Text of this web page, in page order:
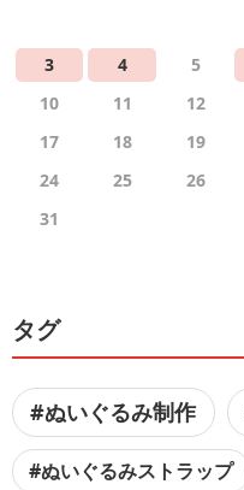
3
4 5
10
11 12
17
18 19
24
25 26
31
タグ
#ぬいぐるみ制作
#ぬいぐるみストラップ